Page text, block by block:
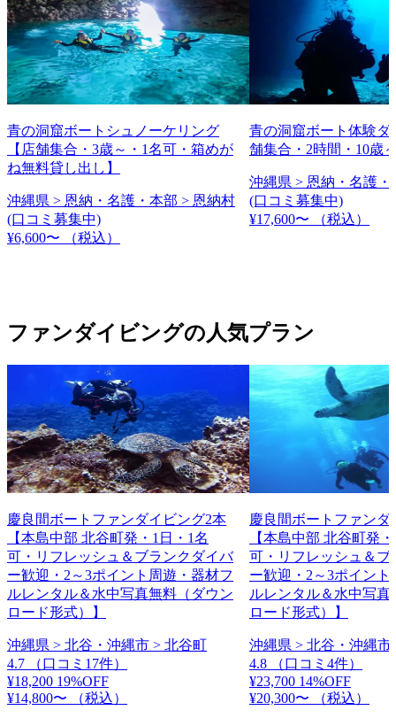
青の洞窟ボートシュノーケリング
【店舗集合・3歳～・1名可・箱めが
ね無料貸し出し】
沖縄県 > 恩納・名護・本部 > 恩納村
(口コミ募集中)
¥6,600〜
（税込）
青の洞窟ボート体験ダ
舗集合・2時間・10歳
沖縄県 > 恩納・名護・
(口コミ募集中)
¥17,600〜
（税込）
ファンダイビングの人気プラン
慶良間ボートファンダイビング2本
【本島中部 北谷町発・1日・1名
可・リフレッシュ＆ブランクダイバ
ー歓迎・2～3ポイント周遊・器材フ
ルレンタル＆水中写真無料（ダウン
ロード形式）】
沖縄県 > 北谷・沖縄市 > 北谷町
4.7
（口コミ17件）
¥18,200 19%OFF
¥14,800〜
（税込）
慶良間ボートファンダ
【本島中部 北谷町発
可・リフレッシュ＆ブ
ー歓迎・2～3ポイント
ルレンタル＆水中写真
ロード形式）】
沖縄県 > 北谷・沖縄市
4.8
（口コミ4件）
¥23,700 14%OFF
¥20,300〜
（税込）